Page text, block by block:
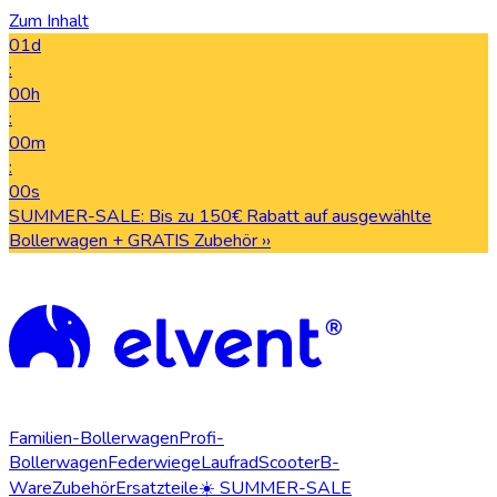
Zum Inhalt
01d
:
00h
:
00m
:
00s
SUMMER-SALE: Bis zu 150€ Rabatt auf ausgewählte
Bollerwagen + GRATIS Zubehör ››
Familien-BollerwagenProfi-
BollerwagenFederwiegeLaufradScooterB-
WareZubehörErsatzteile☀️ SUMMER-SALE